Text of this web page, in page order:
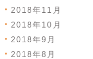
2018年11月
2018年10月
2018年9月
2018年8月